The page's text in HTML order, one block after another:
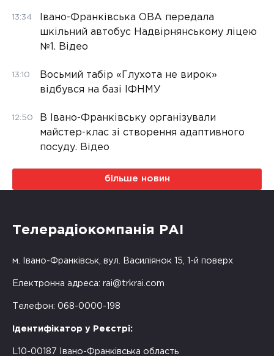
13:34
Івано-Франківська ОВА передала
шкільний автобус Надвірнянському ліцею
№1. Відео
13:10
Восьмий табір «Глухота не вирок»
відбувся на базі ІФНМУ
12:50
В Івано-Франківську організували
майстер-клас зі створення адаптивного
посуду. Відео
більше новин
Телерадіокомпанія РАІ
м. Івано-Франківськ, вул. Василіянок 15, 1-й поверх
Електронна адреса: rai@trkrai.com
Телефон: 068-0000-198
Ідентифікатор у Реєстрі:
L10-00187 Івано-Франківська область